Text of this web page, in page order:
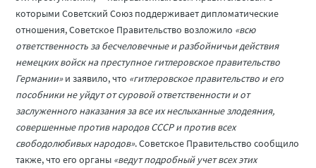
которыми Советский Союз поддерживает дипломатические
отношения, Советское Правительство возложило «всю
ответственность за бесчеловечные и разбойничьи действия
немецких войск на преступное гитлеровское правительство
Германии»и заявило, что «гитлеровское правительство и его
пособники не уйдут от суровой ответственности и от
заслуженного наказания за все их неслыханные злодеяния,
совершенные против народов СССР и против всех
свободолюбивых народов». Советское Правительство сообщило
также, что его органы «ведут подробный учет всех этих